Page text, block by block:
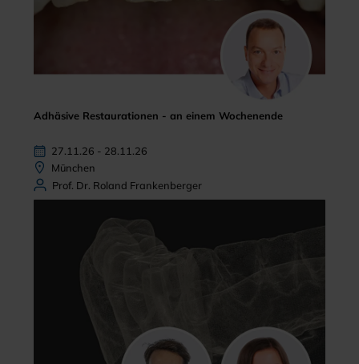
Adhäsive Restaurationen - an einem Wochenende
27.11.26 - 28.11.26
München
Prof. Dr. Roland Frankenberger